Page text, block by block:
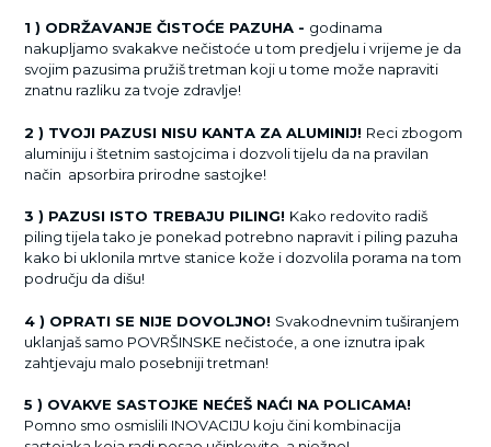
1 ) ODRŽAVANJE ČISTOĆE PAZUHA - godinama
nakupljamo svakakve nečistoće u tom predjelu i vrijeme je da
svojim pazusima pružiš tretman koji u tome može napraviti
znatnu razliku za tvoje zdravlje!
2 ) TVOJI PAZUSI NISU KANTA ZA ALUMINIJ! Reci zbogom
aluminiju i štetnim sastojcima i dozvoli tijelu da na pravilan
način apsorbira prirodne sastojke!
3 ) PAZUSI ISTO TREBAJU PILING! Kako redovito radiš
piling tijela tako je ponekad potrebno napravit i piling pazuha
kako bi uklonila mrtve stanice kože i dozvolila porama na tom
području da dišu!
4 ) OPRATI SE NIJE DOVOLJNO! Svakodnevnim tuširanjem
uklanjaš samo POVRŠINSKE nečistoće, a one iznutra ipak
zahtjevaju malo posebniji tretman!
5 ) OVAKVE SASTOJKE NEĆEŠ NAĆI NA POLICAMA!
Pomno smo osmislili INOVACIJU koju čini kombinacija